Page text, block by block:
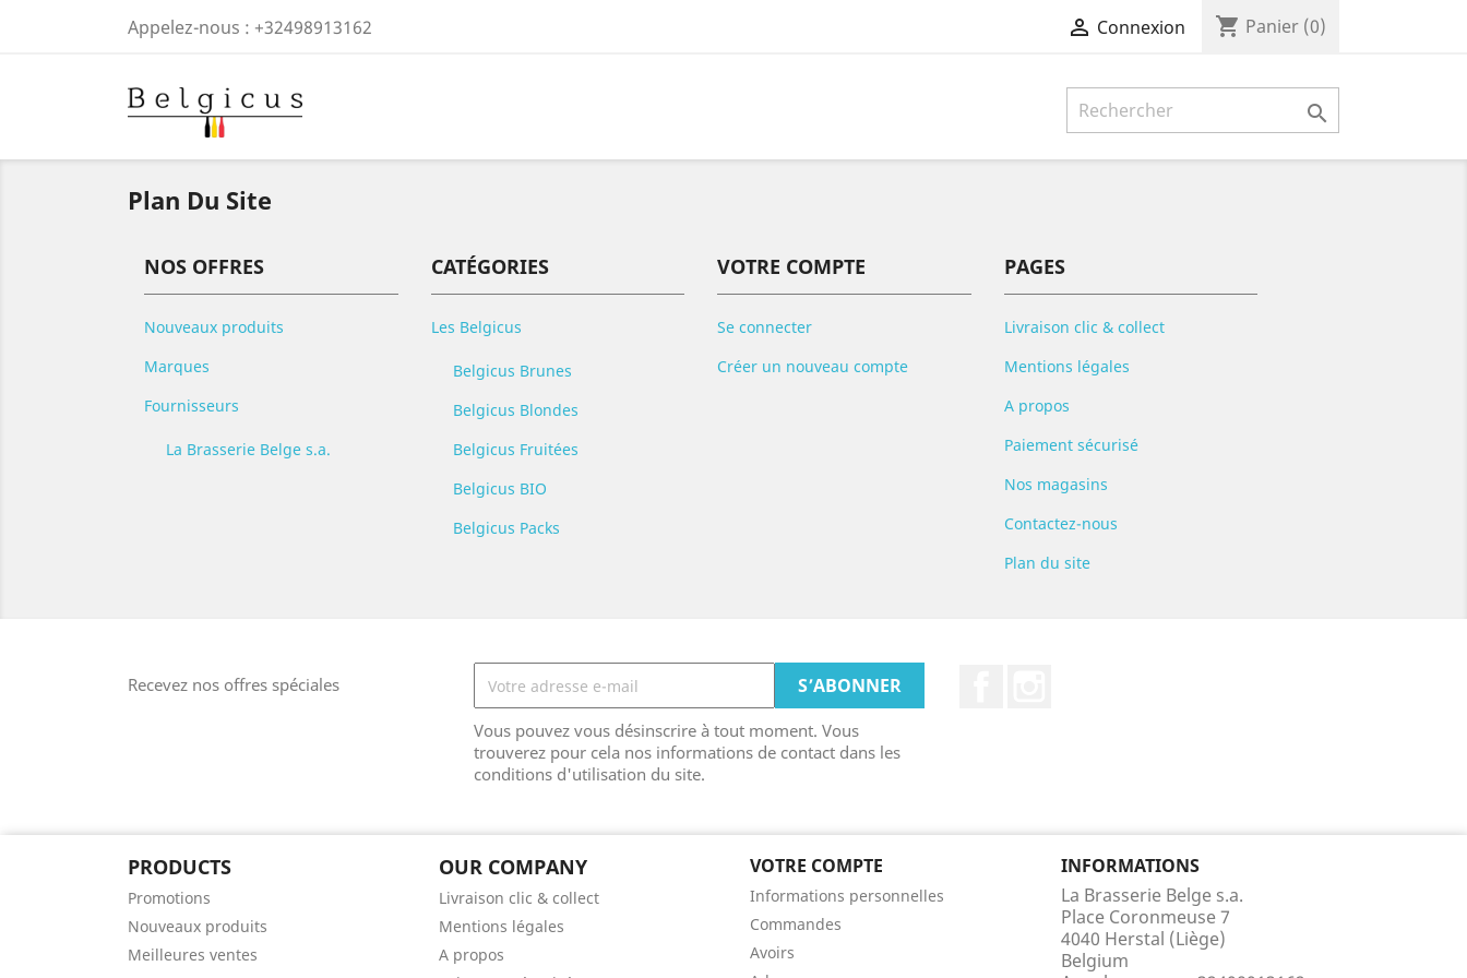
Appelez-nous : +32498913162  Connexion shopping_cart Panier (0)

Plan Du Site
NOS OFFRES
Nouveaux produits
Marques
Fournisseurs
La Brasserie Belge s.a.
CATÉGORIES
Les Belgicus
Belgicus Brunes
Belgicus Blondes
Belgicus Fruitées
Belgicus BIO
Belgicus Packs
VOTRE COMPTE
Se connecter
Créer un nouveau compte
PAGES
Livraison clic & collect
Mentions légales
A propos
Paiement sécurisé
Nos magasins
Contactez-nous
Plan du site
Recevez nos offres spéciales
Vous pouvez vous désinscrire à tout moment. Vous
trouverez pour cela nos informations de contact dans les
conditions d'utilisation du site.
PRODUCTS
Promotions
Nouveaux produits
Meilleures ventes
OUR COMPANY
Livraison clic & collect
Mentions légales
A propos
VOTRE COMPTE
Informations personnelles
Commandes
Avoirs
INFORMATIONS
La Brasserie Belge s.a.
Place Coronmeuse 7
4040 Herstal (Liège)
Belgium